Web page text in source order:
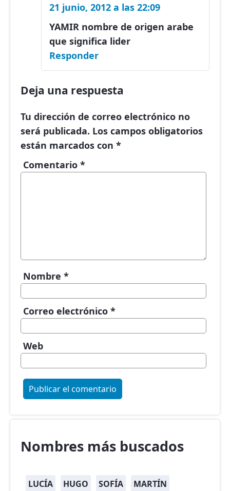
21 junio, 2012 a las 22:09
YAMIR nombre de origen arabe
que significa lider
Responder
Deja una respuesta
Tu dirección de correo electrónico no
será publicada. Los campos obligatorios
están marcados con *
Comentario *
Nombre *
Correo electrónico *
Web
Nombres más buscados
LUCÍA HUGO SOFÍA MARTÍN